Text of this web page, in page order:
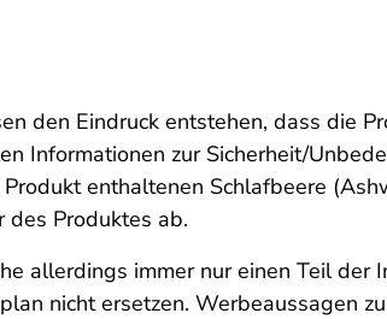
den Eindruck entstehen, dass die
Informationen zur Sicherheit/
enthaltenen Schlafbeere
des Produktes ab.
allerdings immer nur einen Teil der
nicht ersetzen. Werbeaussagen